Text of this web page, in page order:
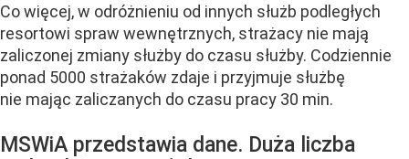
Co więcej, w odróżnieniu od innych służb podległych
resortowi spraw wewnętrznych, strażacy nie mają
zaliczonej zmiany służby do czasu służby. Codziennie
ponad 5000 strażaków zdaje i przyjmuje służbę
nie mając zaliczanych do czasu pracy 30 min.
MSWiA przedstawia dane. Duża liczba